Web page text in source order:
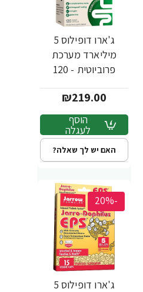
ג'ארו דופילוס 5
מיליארד מערכת
פרוביוטית - 120
Jarrow Formulas
₪219.00
הוסף
לעגלה
האם יש לך שאלה?
-20%
ג'ארו דופילוס 5